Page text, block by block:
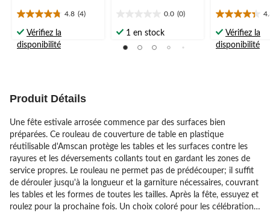
4.8 (4)
4.8
étoile(s)
sur
Vérifiez la
disponibilité
0.0 (0)
étoile(s)
1 en stock
4.3
étoile(s)
sur
Vérifiez la
disponibilité
Produit Détails
Une fête estivale arrosée commence par des surfaces bien
préparées. Ce rouleau de couverture de table en plastique
réutilisable d'Amscan protège les tables et les surfaces contre les
rayures et les déversements collants tout en gardant les zones de
service propres. Le rouleau ne permet pas de prédécouper; il suffit
de dérouler jusqu'à la longueur et la garniture nécessaires, couvrant
les tables et les formes de toutes les tailles. Après la fête, essuyez et
roulez pour la prochaine fois. Un choix coloré pour les célébrations